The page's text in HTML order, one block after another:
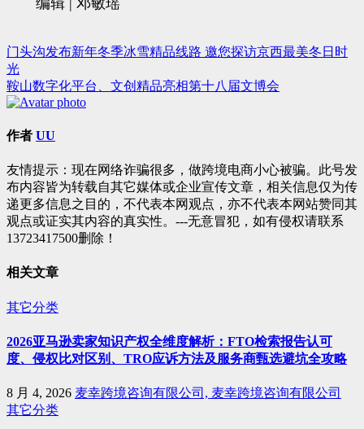
编辑 | 邓敏瑶
文
章
导
航
门头沟发布新年冬季冰雪精品线路 邀您探访京西最美冬日时
光
鞍山数字化平台、文创精品亮相第十八届文博会
作者 UU
友情提示：现在网络诈骗很多，做跨境电商小心被骗。此号发
布内容皆为转载自其它媒体或企业宣传文章，相关信息仅为传
递更多信息之目的，不代表本网观点，亦不代表本网站赞同其
观点或证实其内容的真实性。---无意冒犯，如有侵权请联系
13723417500删除！
相关文章
其它分类
2026亚马逊卖家知识产权全维度解析：FTO检索报告认可
度、侵权比对区别、TRO应诉方法及服务商甄选避坑全攻略
8 月 4, 2026 麦幸跨境咨询有限公司, 麦幸跨境咨询有限公司
其它分类